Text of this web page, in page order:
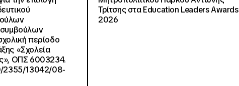
συμβούλων
περίοδο
«Σχολεία
ΟΠΣ 6003234.
2355/13042/08-
Τρίτσης στα Education Leaders Awards
2026